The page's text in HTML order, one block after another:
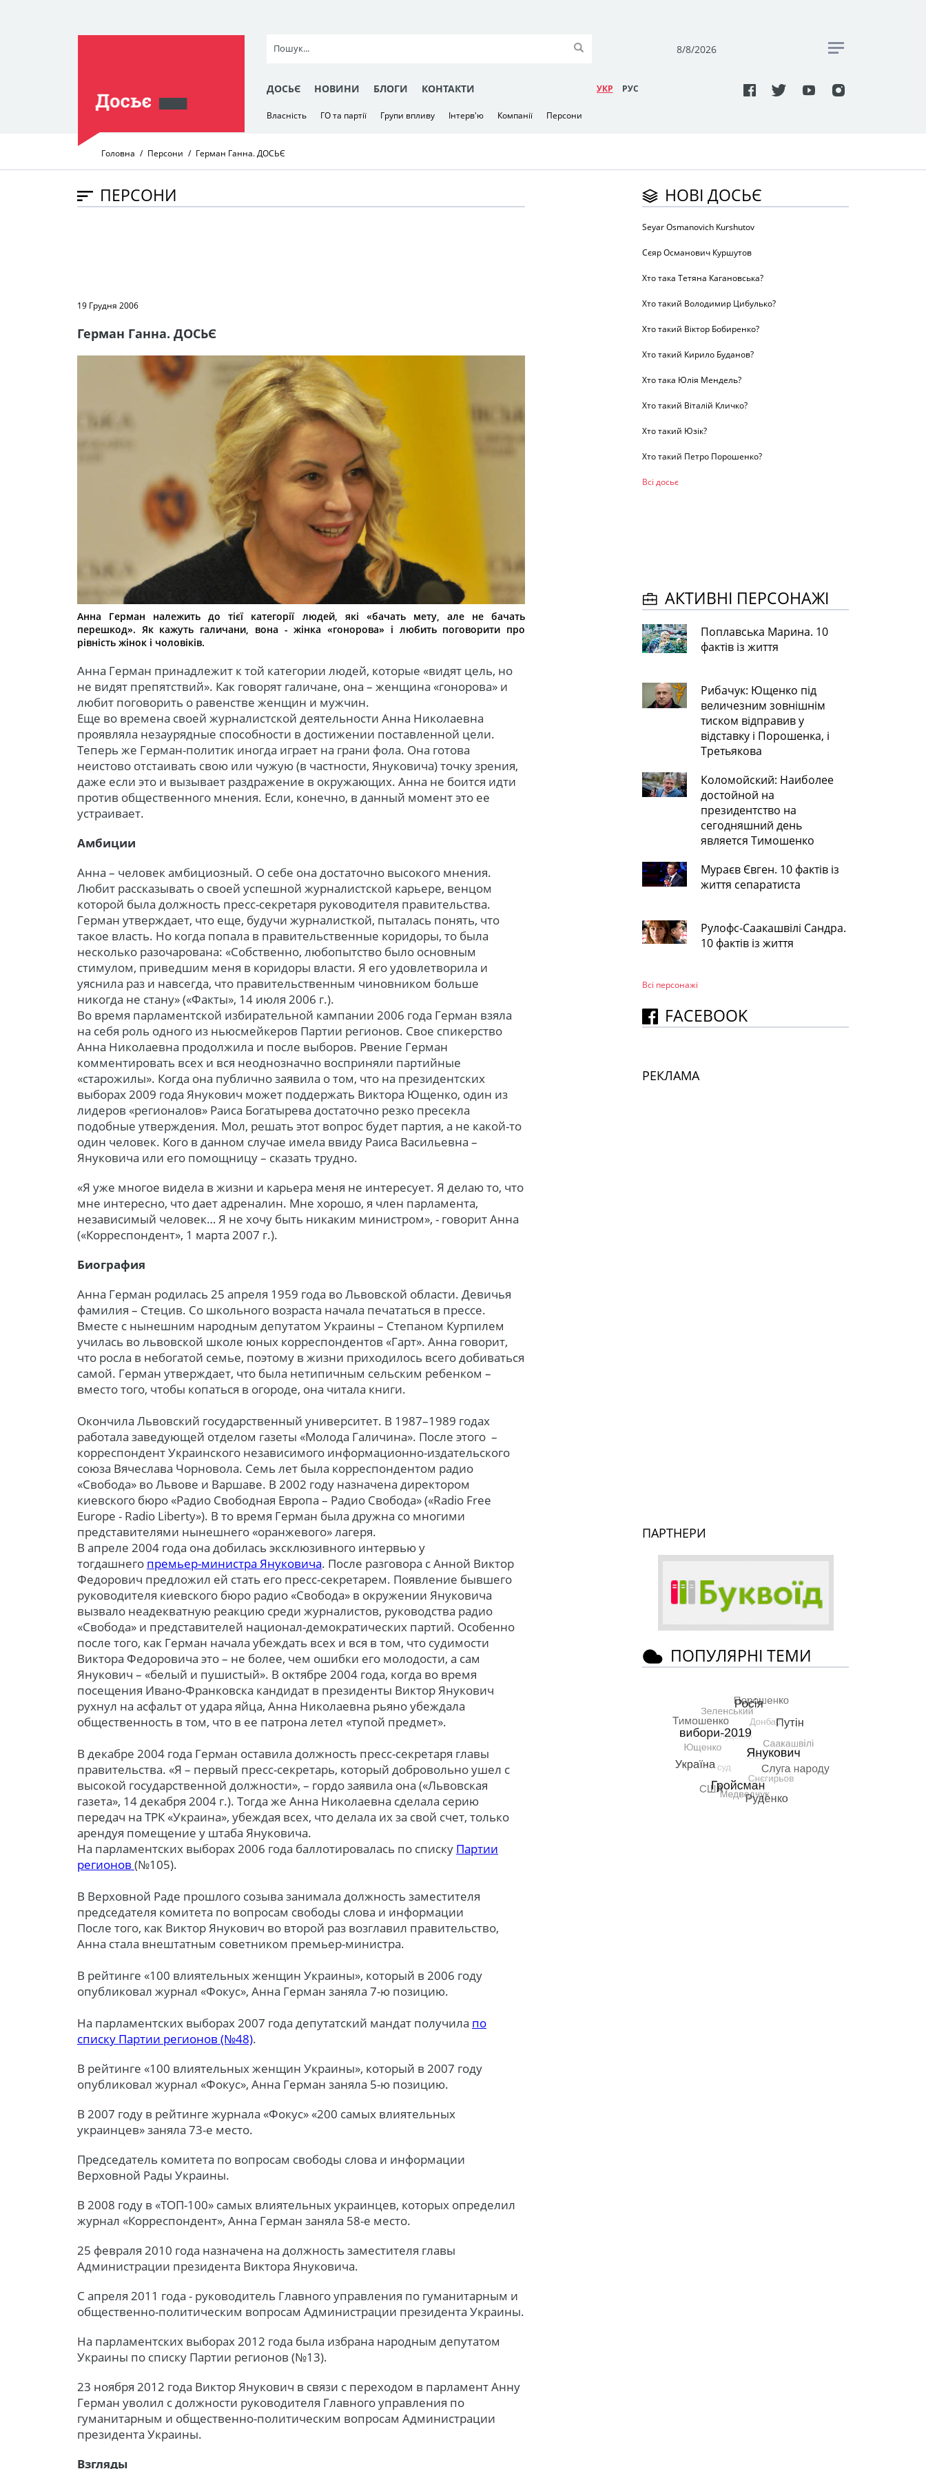
8/8/2026
ДОСЬЄ НОВИНИ БЛОГИ КОНТАКТИ УКР РУC
Власність ГО та партії Групи впливу Інтерв'ю Компанії Персони
Головна Персони Герман Ганна. ДОСЬЄ
ПЕРСОНИ
19 Грудня 2006
Герман Ганна. ДОСЬЄ
Анна Герман належить до тієї категорії людей, які «бачать мету, але не бачать
перешкод». Як кажуть галичани, вона - жінка «гонорова» і любить поговорити про
рівність жінок і чоловіків.
Анна Герман принадлежит к той категории людей, которые «видят цель, но
не видят препятствий». Как говорят галичане, она – женщина «гонорова» и
любит поговорить о равенстве женщин и мужчин.
Еще во времена своей журналистской деятельности Анна Николаевна
проявляла незаурядные способности в достижении поставленной цели.
Теперь же Герман-политик иногда играет на грани фола. Она готова
неистово отстаивать свою или чужую (в частности, Януковича) точку зрения,
даже если это и вызывает раздражение в окружающих. Анна не боится идти
против общественного мнения. Если, конечно, в данный момент это ее
устраивает.
Амбиции
Анна – человек амбициозный. О себе она достаточно высокого мнения.
Любит рассказывать о своей успешной журналистской карьере, венцом
которой была должность пресс-секретаря руководителя правительства.
Герман утверждает, что еще, будучи журналисткой, пыталась понять, что
такое власть. Но когда попала в правительственные коридоры, то была
несколько разочарована: «Собственно, любопытство было основным
стимулом, приведшим меня в коридоры власти. Я его удовлетворила и
уяснила раз и навсегда, что правительственным чиновником больше
никогда не стану» («Факты», 14 июля 2006 г.).
Во время парламентской избирательной кампании 2006 года Герман взяла
на себя роль одного из ньюсмейкеров Партии регионов. Свое спикерство
Анна Николаевна продолжила и после выборов. Рвение Герман
комментировать всех и вся неоднозначно восприняли партийные
«старожилы». Когда она публично заявила о том, что на президентских
выборах 2009 года Янукович может поддержать Виктора Ющенко, один из
лидеров «регионалов» Раиса Богатырева достаточно резко пресекла
подобные утверждения. Мол, решать этот вопрос будет партия, а не какой-то
один человек. Кого в данном случае имела ввиду Раиса Васильевна –
Януковича или его помощницу – сказать трудно.
«Я уже многое видела в жизни и карьера меня не интересует. Я делаю то, что
мне интересно, что дает адреналин. Мне хорошо, я член парламента,
независимый человек… Я не хочу быть никаким министром», - говорит Анна
(«Корреспондент», 1 марта 2007 г.).
Биография
Анна Герман родилась 25 апреля 1959 года во Львовской области. Девичья
фамилия – Стецив. Со школьного возраста начала печататься в прессе.
Вместе с нынешним народным депутатом Украины – Степаном Курпилем
училась во львовской школе юных корреспондентов «Гарт». Анна говорит,
что росла в небогатой семье, поэтому в жизни приходилось всего добиваться
самой. Герман утверждает, что была нетипичным сельским ребенком –
вместо того, чтобы копаться в огороде, она читала книги.
Окончила Львовский государственный университет. В 1987–1989 годах
работала заведующей отделом газеты «Молода Галичина». После этого –
корреспондент Украинского независимого информационно-издательского
союза Вячеслава Чорновола. Семь лет была корреспондентом радио
«Свобода» во Львове и Варшаве. В 2002 году назначена директором
киевского бюро «Радио Свободная Европа – Радио Свобода» («Radio Free
Europe - Radio Liberty»). В то время Герман была дружна со многими
представителями нынешнего «оранжевого» лагеря.
В апреле 2004 года она добилась эксклюзивного интервью у
тогдашнего премьер-министра Януковича. После разговора с Анной Виктор
Федорович предложил ей стать его пресс-секретарем. Появление бывшего
руководителя киевского бюро радио «Свобода» в окружении Януковича
вызвало неадекватную реакцию среди журналистов, руководства радио
«Свобода» и представителей национал-демократических партий. Особенно
после того, как Герман начала убеждать всех и вся в том, что судимости
Виктора Федоровича это – не более, чем ошибки его молодости, а сам
Янукович – «белый и пушистый». В октябре 2004 года, когда во время
посещения Ивано-Франковска кандидат в президенты Виктор Янукович
рухнул на асфальт от удара яйца, Анна Николаевна рьяно убеждала
общественность в том, что в ее патрона летел «тупой предмет».
В декабре 2004 года Герман оставила должность пресс-секретаря главы
правительства. «Я – первый пресс-секретарь, который добровольно ушел с
высокой государственной должности», – гордо заявила она («Львовская
газета», 14 декабря 2004 г.). Тогда же Анна Николаевна сделала серию
передач на ТРК «Украина», убеждая всех, что делала их за свой счет, только
арендуя помещение у штаба Януковича.
На парламентских выборах 2006 года баллотировалась по списку Партии
регионов (№105).
В Верховной Раде прошлого созыва занимала должность заместителя
председателя комитета по вопросам свободы слова и информации
После того, как Виктор Янукович во второй раз возглавил правительство,
Анна стала внештатным советником премьер-министра.
В рейтинге «100 влиятельных женщин Украины», который в 2006 году
опубликовал журнал «Фокус», Анна Герман заняла 7-ю позицию.
На парламентских выборах 2007 года депутатский мандат получила по
списку Партии регионов (№48).
В рейтинге «100 влиятельных женщин Украины», который в 2007 году
опубликовал журнал «Фокус», Анна Герман заняла 5-ю позицию.
В 2007 году в рейтинге журнала «Фокус» «200 самых влиятельных
украинцев» заняла 73-е место.
Председатель комитета по вопросам свободы слова и информации
Верховной Рады Украины.
В 2008 году в «ТОП-100» самых влиятельных украинцев, которых определил
журнал «Корреспондент», Анна Герман заняла 58-е место.
25 февраля 2010 года назначена на должность заместителя главы
Администрации президента Виктора Януковича.
С апреля 2011 года - руководитель Главного управления по гуманитарным и
общественно-политическим вопросам Администрации президента Украины.
На парламентских выборах 2012 года была избрана народным депутатом
Украины по списку Партии регионов (№13).
23 ноября 2012 года Виктор Янукович в связи с переходом в парламент Анну
Герман уволил с должности руководителя Главного управления по
гуманитарным и общественно-политическим вопросам Администрации
президента Украины.
Взгляды
НОВІ ДОСЬЄ
Seyar Osmanovich Kurshutov
Сєяр Османович Куршутов
Хто така Тетяна Кагановська?
Хто такий Володимир Цибулько?
Хто такий Віктор Бобиренко?
Хто такий Кирило Буданов?
Хто така Юлія Мендель?
Хто такий Віталій Кличко?
Хто такий Юзік?
Хто такий Петро Порошенко?
Всі досьє
АКТИВНІ ПЕРСОНАЖІ
Поплавська Марина. 10
фактів із життя
Рибачук: Ющенко під
величезним зовнішнім
тиском відправив у
відставку і Порошенка, і
Третьякова
Коломойский: Наиболее
достойной на
президентство на
сегодняшний день
является Тимошенко
Мураєв Євген. 10 фактів із
життя сепаратиста
Рулофс-Саакашвілі Сандра.
10 фактів із життя
Всі персонажi
FACEBOOK
РЕКЛАМА
ПАРТНЕРИ
ПОПУЛЯРНІ ТЕМИ